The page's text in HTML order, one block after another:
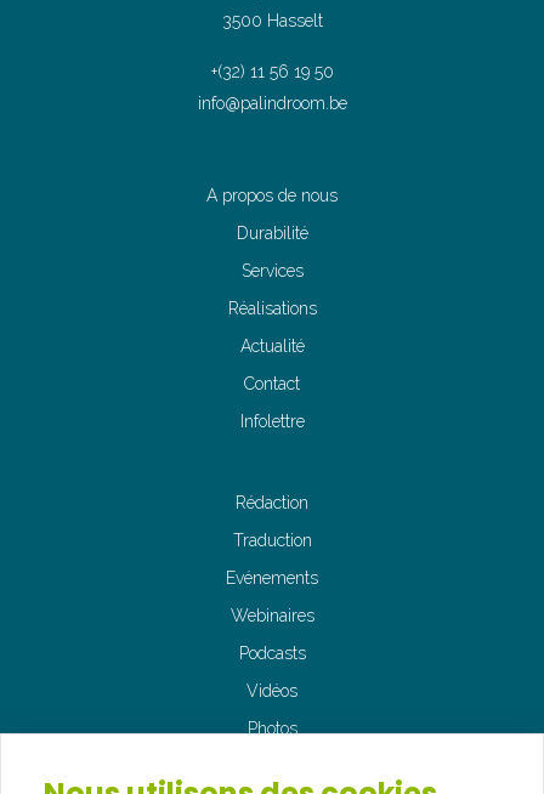
3500 Hasselt
+(32) 11 56 19 50
info@palindroom.be
A propos de nous
Durabilité
Services
Réalisations
Actualité
Contact
Infolettre
Rédaction
Traduction
Evénements
Webinaires
Podcasts
Vidéos
Photos